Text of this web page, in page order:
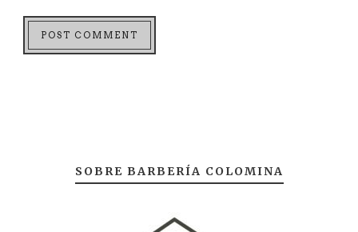
SOBRE BARBERÍA COLOMINA